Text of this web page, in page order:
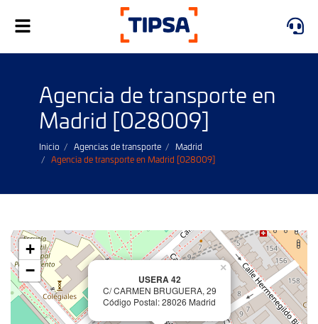
Alternar
navegación
Agencia de transporte en
Madrid [028009]
Inicio Agencias de transporte
Madrid
Agencia de transporte en Madrid [028009]
USERA 42
C/ CARMEN BRUGUERA, 29
Código Postal: 28026 Madrid
×
+
−